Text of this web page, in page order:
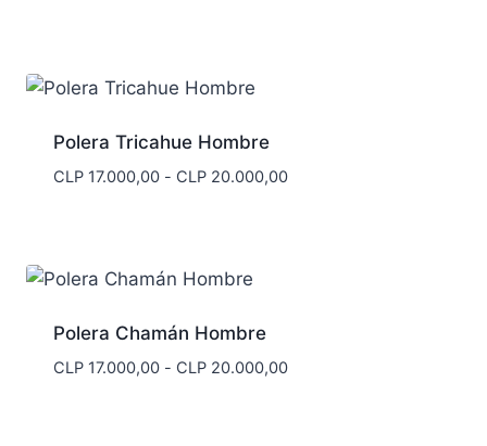
Polera Tricahue Hombre
CLP17.000,00 - CLP20.000,00Rango
Polera Chamán Hombre
CLP17.000,00 - CLP20.000,00Rango